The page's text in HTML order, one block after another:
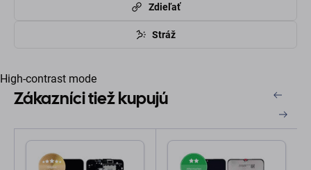
Zdieľať
Stráž
High-contrast mode
Zákazníci tiež kupujú